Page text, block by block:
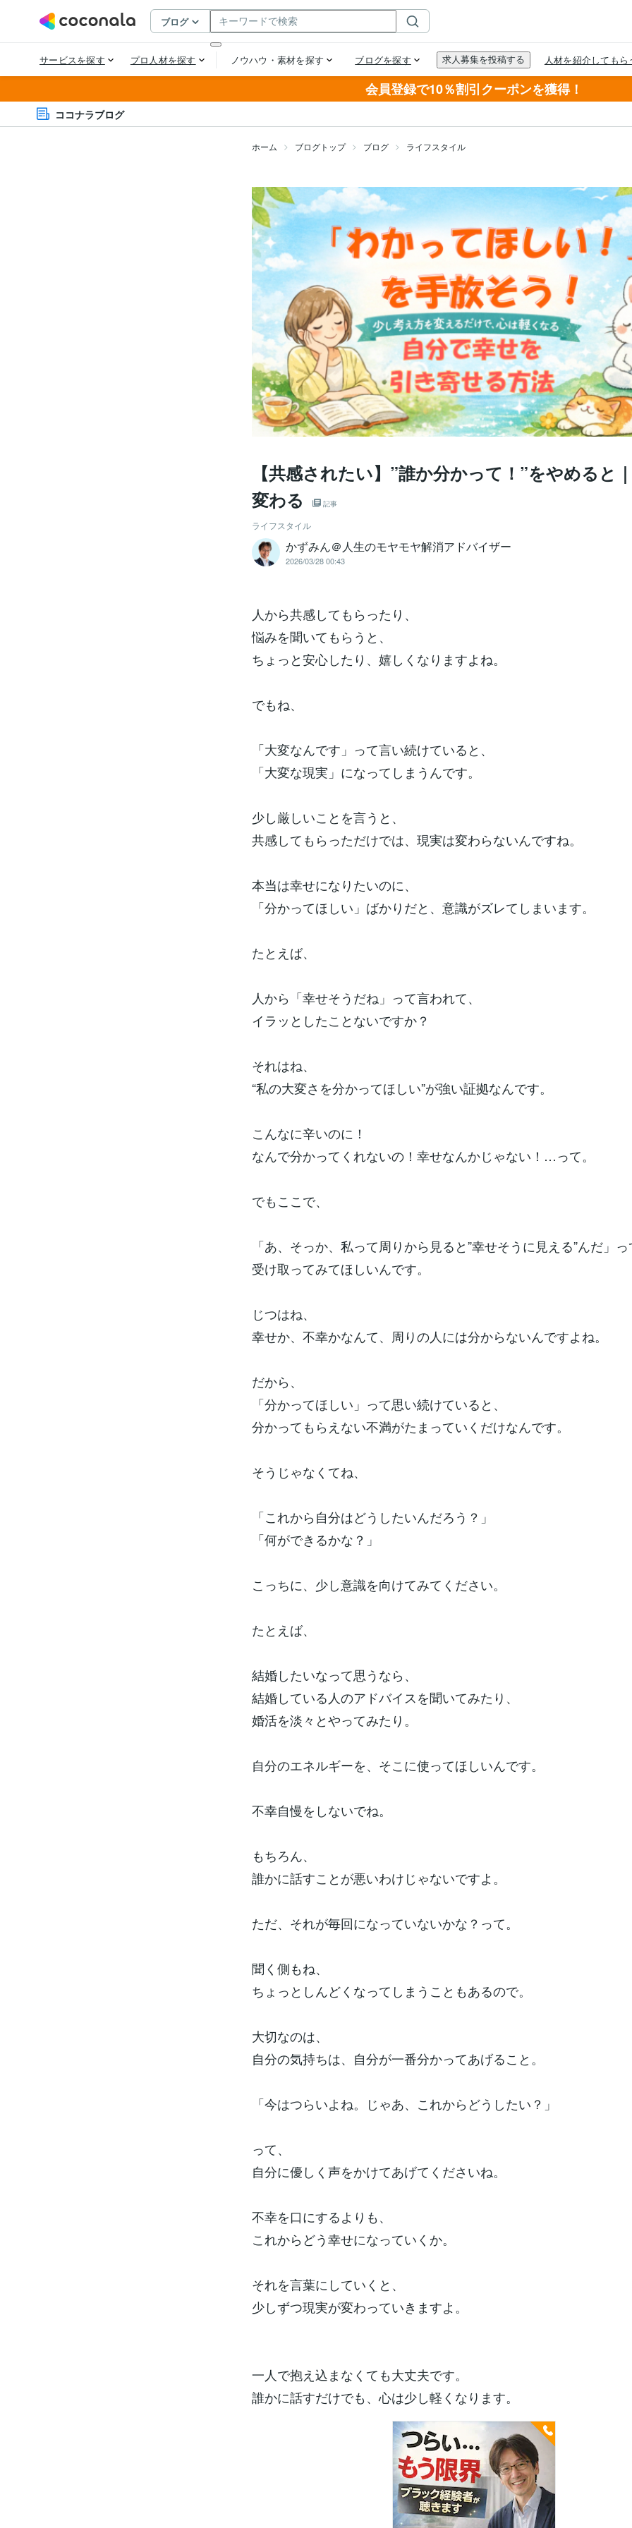
会員登録で10％割引クーポンを獲得！
ココナラブログ
ホーム ブログトップ ブログ ライフスタイル
【共感されたい】”誰か分かって！”をやめると
変わる
記事
ライフスタイル
かずみん＠人生のモヤモヤ解消アドバイザー
2026/03/28 00:43
人から共感してもらったり、
悩みを聞いてもらうと、
ちょっと安心したり、嬉しくなりますよね。
でもね、
「大変なんです」って言い続けていると、
「大変な現実」になってしまうんです。
少し厳しいことを言うと、
共感してもらっただけでは、現実は変わらないんですね。
本当は幸せになりたいのに、
「分かってほしい」ばかりだと、意識がズレてしまいます。
たとえば、
人から「幸せそうだね」って言われて、
イラッとしたことないですか？
それはね、
“私の大変さを分かってほしい”が強い証拠なんです。
こんなに辛いのに！
なんで分かってくれないの！幸せなんかじゃない！…って。
でもここで、
「あ、そっか、私って周りから見ると”幸せそうに見える”んだ」
受け取ってみてほしいんです。
じつはね、
幸せか、不幸かなんて、周りの人には分からないんですよね。
だから、
「分かってほしい」って思い続けていると、
分かってもらえない不満がたまっていくだけなんです。
そうじゃなくてね、
「これから自分はどうしたいんだろう？」
「何ができるかな？」
こっちに、少し意識を向けてみてください。
たとえば、
結婚したいなって思うなら、
結婚している人のアドバイスを聞いてみたり、
婚活を淡々とやってみたり。
自分のエネルギーを、そこに使ってほしいんです。
不幸自慢をしないでね。
もちろん、
誰かに話すことが悪いわけじゃないですよ。
ただ、それが毎回になっていないかな？って。
聞く側もね、
ちょっとしんどくなってしまうこともあるので。
大切なのは、
自分の気持ちは、自分が一番分かってあげること。
「今はつらいよね。じゃあ、これからどうしたい？」
って、
自分に優しく声をかけてあげてくださいね。
不幸を口にするよりも、
これからどう幸せになっていくか。
それを言葉にしていくと、
少しずつ現実が変わっていきますよ。
一人で抱え込まなくても大丈夫です。
誰かに話すだけでも、心は少し軽くなります。